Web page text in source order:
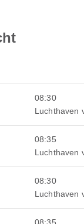
08:30
Luchthaven
08:35
Luchthaven
08:30
Luchthaven